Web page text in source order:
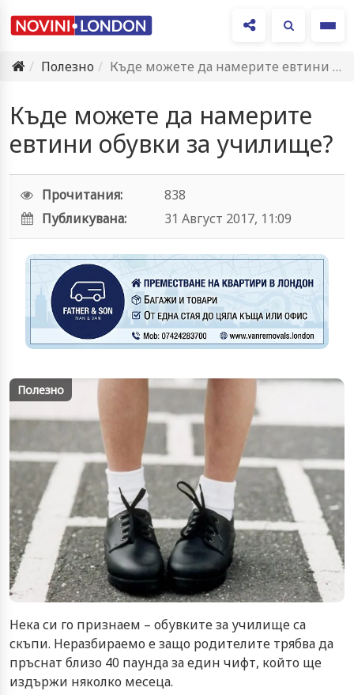
Полезно
Къде можете да намерите евтини обувки за училище?
Къде можете да намерите
евтини обувки за училище?
Прочитания:
838
Публикувана:
31 Август 2017, 11:09
Полезно
Нека си го признаем – обувките за училище са
скъпи. Неразбираемо е защо родителите трябва да
пръснат близо 40 паунда за един чифт, който ще
издържи няколко месеца.